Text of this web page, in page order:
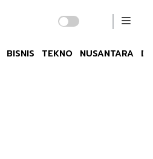
BISNIS TEKNO NUSANTARA